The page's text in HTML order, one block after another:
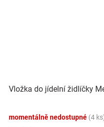
Vložka do jídelní židlíčky
momentálně nedostupné (4